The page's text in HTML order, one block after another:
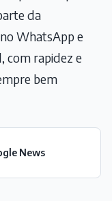
da
WhatsApp e
com rapidez e
bem
News